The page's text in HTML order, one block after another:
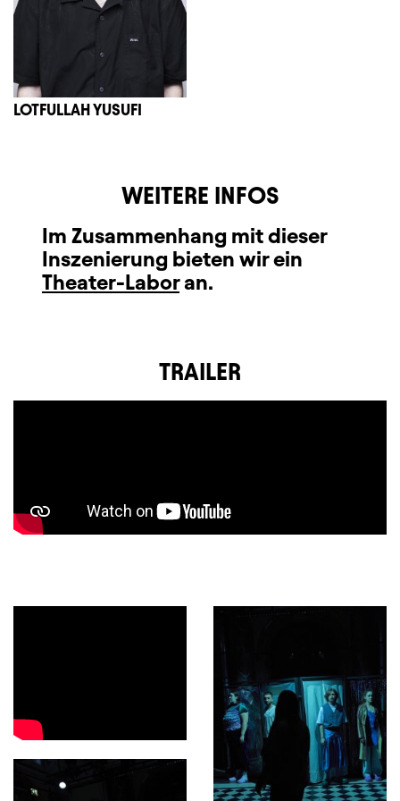
LOTFULLAH YUSUFI
WEITERE INFOS
Im Zusammenhang mit dieser
Inszenierung bieten wir ein
Theater-Laboran.
TRAILER